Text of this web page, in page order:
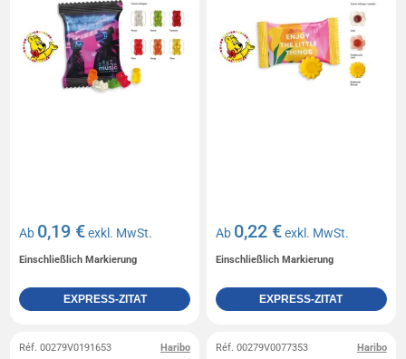
Ab 0,19 €exkl. MwSt.
Einschließlich Markierung
EXPRESS-ZITAT
Ab 0,22 €exkl. MwSt.
Einschließlich Markierung
EXPRESS-ZITAT
Haribo
Réf. 00279V0191653 Haribo
Réf. 00279V0077353